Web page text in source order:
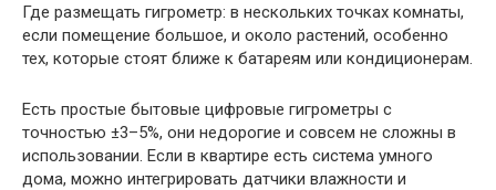
Где размещать гигрометр: в нескольких точках комнаты,
если помещение большое, и около растений, особенно
тех, которые стоят ближе к батареям или кондиционерам.
Есть простые бытовые цифровые гигрометры с
точностью ±3–5%, они недорогие и совсем не сложны в
использовании. Если в квартире есть система умного
дома, можно интегрировать датчики влажности и